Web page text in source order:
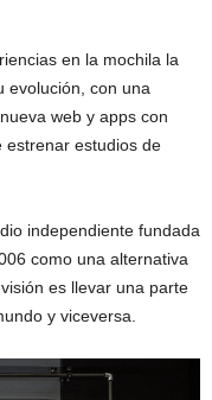
en la mochila la
evolución, con una
web y apps con
estrenar estudios de
independiente fundada
como una alternativa
es llevar una parte
y viceversa.